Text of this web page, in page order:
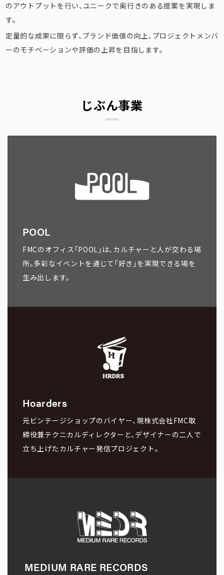
のアウトプットを行い、ユニークで奥行きのある提案を実現しま
す。
定量的な成果に限らず、ブランド価値の向上、プロジェクトメンバ
ーのモチベーションや評価の上昇を目指します。
じぶん事業
POOL
FMCのオフィス「POOL」は、カルチャーと人が交わる場
所。多彩なイベントを通じて「好き」を実現できる場を
生み出します。
Hoarders
元ビンテージショップのバイヤー、現株式会社FMC取
締役兼テクニカルディレクターと、デザイナーの二人で
立ち上げたカルチャー発信プロジェクト。
MEDIUM RARE RECORDS